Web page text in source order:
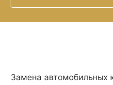
Замена автомобильных